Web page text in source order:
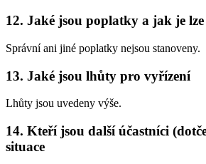
12. Jaké jsou poplatky a jak je
Správní ani jiné poplatky nejsou stanoveny.
13. Jaké jsou lhůty pro vyřízení
Lhůty jsou uvedeny výše.
14. Kteří jsou další účastníci
situace